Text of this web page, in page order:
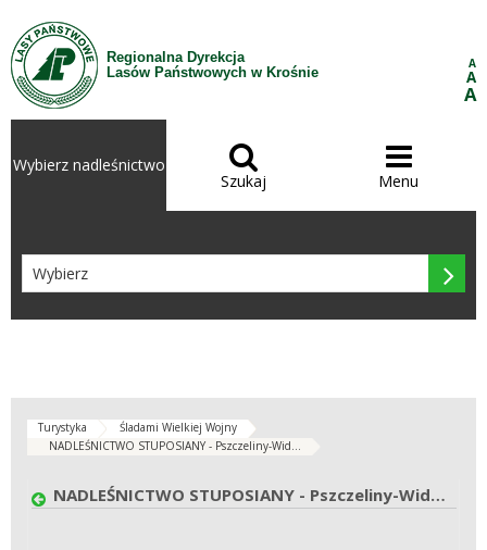
Przejdź do treści
Regionalna Dyrekcja
Lasów Państwowych w Krośnie
A
A
A
Wybierz nadleśnictwo 
Szukaj

Menu

Turystyka
Śladami Wielkiej Wojny
NADLEŚNICTWO STUPOSIANY - Pszczeliny-Wid...
NADLEŚNICTWO STUPOSIANY - Pszczeliny-Widełki 1915 r.